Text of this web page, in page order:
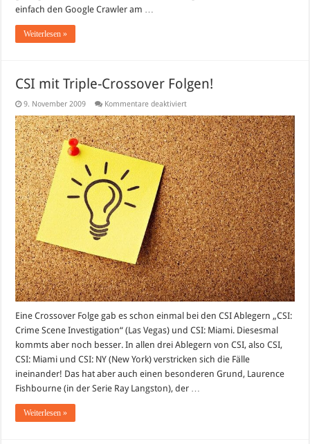
einfach den Google Crawler am …
Weiterlesen »
CSI mit Triple-Crossover Folgen!
9. November 2009 Kommentare deaktiviertfür
mit
Triple-
Crossover
Folgen!
Eine Crossover Folge gab es schon einmal bei den CSI Ablegern „CSI:
Crime Scene Investigation“ (Las Vegas) und CSI: Miami. Diesesmal
kommts aber noch besser. In allen drei Ablegern von CSI, also CSI,
CSI: Miami und CSI: NY (New York) verstricken sich die Fälle
ineinander! Das hat aber auch einen besonderen Grund, Laurence
Fishbourne (in der Serie Ray Langston), der …
Weiterlesen »